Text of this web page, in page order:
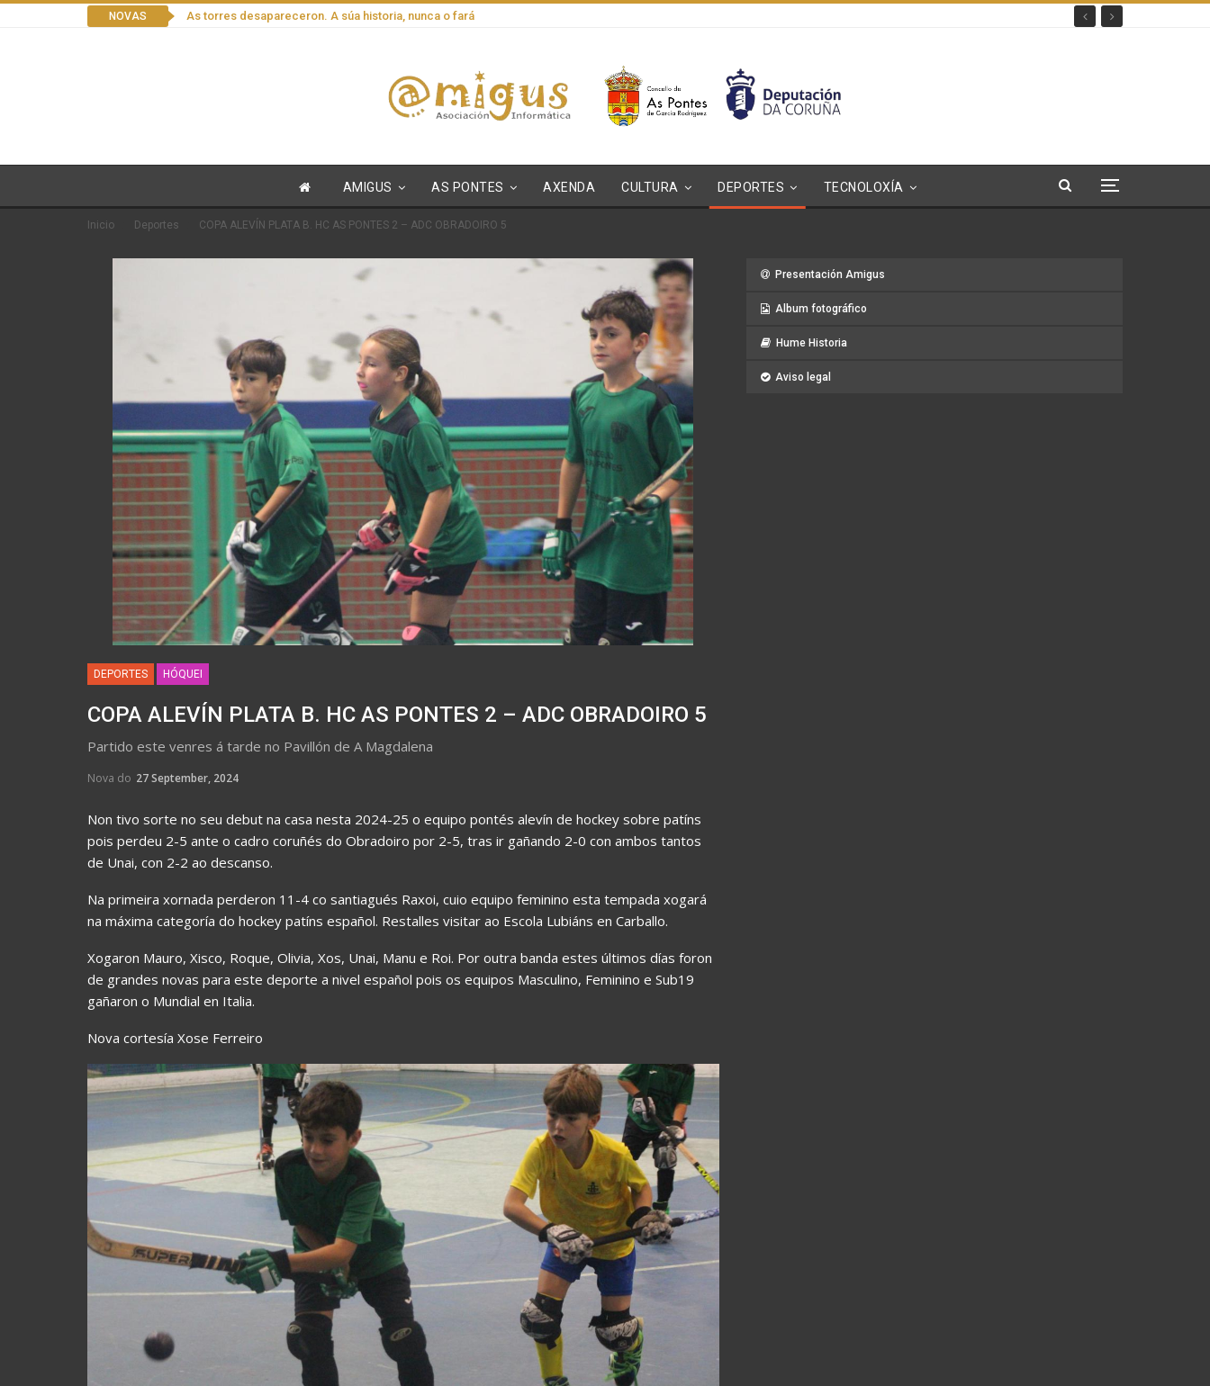
NOVAS As torres desapareceron. A súa historia, nunca o fará
AMIGUS AS PONTES AXENDA CULTURA DEPORTES TECNOLOXÍA
Inicio Deportes COPA ALEVÍN PLATA B. HC AS PONTES 2 – ADC OBRADOIRO 5
DEPORTES HÓQUEI
COPA ALEVÍN PLATA B. HC AS PONTES 2 – ADC OBRADOIRO 5
Partido este venres á tarde no Pavillón de A Magdalena
Nova do 27 September, 2024
Non tivo sorte no seu debut na casa nesta 2024-25 o equipo pontés alevín de hockey sobre patíns
pois perdeu 2-5 ante o cadro coruñés do Obradoiro por 2-5, tras ir gañando 2-0 con ambos tantos
de Unai, con 2-2 ao descanso.
Na primeira xornada perderon 11-4 co santiagués Raxoi, cuio equipo feminino esta tempada xogará
na máxima categoría do hockey patíns español. Restalles visitar ao Escola Lubiáns en Carballo.
Xogaron Mauro, Xisco, Roque, Olivia, Xos, Unai, Manu e Roi. Por outra banda estes últimos días foron
de grandes novas para este deporte a nivel español pois os equipos Masculino, Feminino e Sub19
gañaron o Mundial en Italia.
Nova cortesía Xose Ferreiro
Presentación Amigus
Album fotográfico
Hume Historia
Aviso legal